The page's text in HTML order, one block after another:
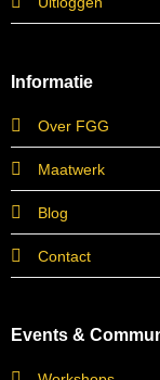
Informatie
Over FGG
Maatwerk
Blog
Contact
Events &